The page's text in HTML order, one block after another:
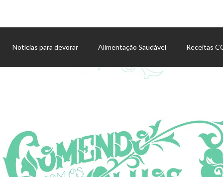
Notícias para devorar Alimentação Saudável Receitas